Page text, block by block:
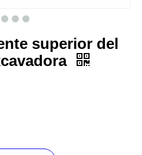
superior del